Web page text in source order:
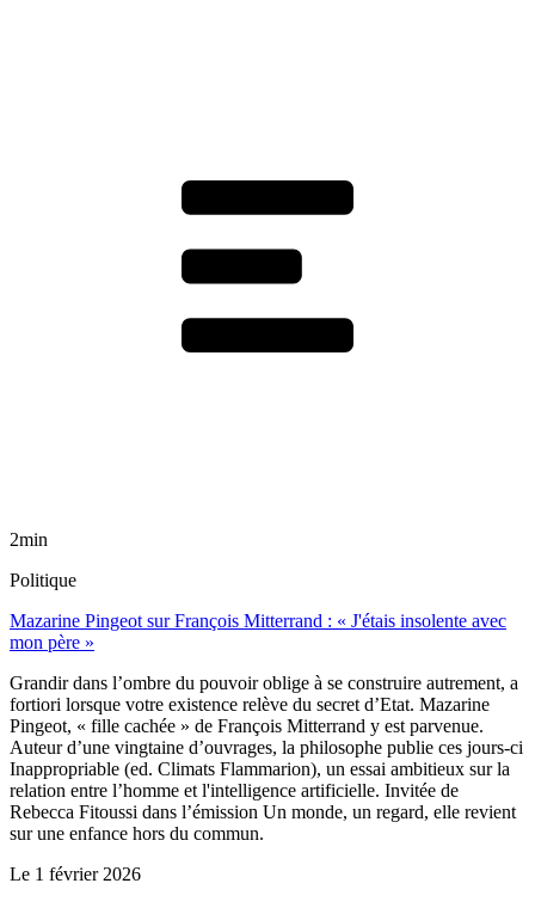
2min
Politique
Mazarine Pingeot sur François Mitterrand : « J'étais insolente avec
mon père »
Grandir dans l’ombre du pouvoir oblige à se construire autrement, a
fortiori lorsque votre existence relève du secret d’Etat. Mazarine
Pingeot, « fille cachée » de François Mitterrand y est parvenue.
Auteur d’une vingtaine d’ouvrages, la philosophe publie ces jours-ci
Inappropriable (ed. Climats Flammarion), un essai ambitieux sur la
relation entre l’homme et l'intelligence artificielle. Invitée de
Rebecca Fitoussi dans l’émission Un monde, un regard, elle revient
sur une enfance hors du commun.
Le 1 février 2026